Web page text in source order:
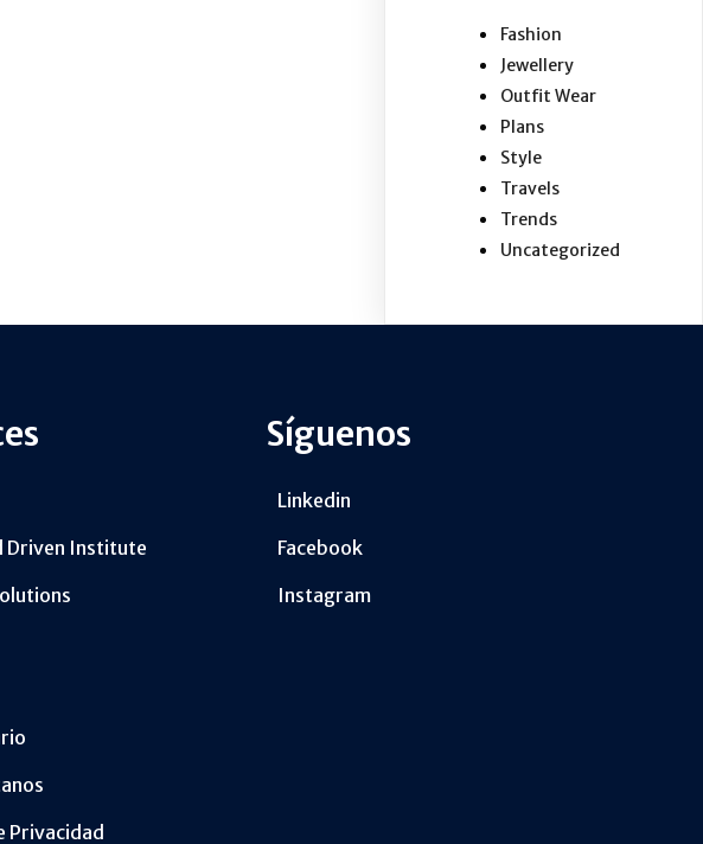
Fashion
Jewellery
Outfit Wear
Plans
Style
Travels
Trends
Uncategorized
Driven Institute
Privacidad
Síguenos
Linkedin
Facebook
Instagram